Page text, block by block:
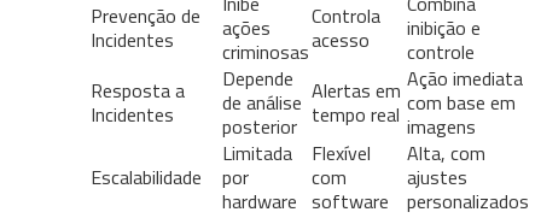
Prevenção de
Incidentes
ações
criminosas
Controla
acesso
inibição e
controle
Resposta a
Incidentes
Depende
de análise
posterior
Alertas em
tempo real
Ação imediata
com base em
imagens
Escalabilidade
Limitada
por
hardware
Flexível
com
software
Alta, com
ajustes
personalizados